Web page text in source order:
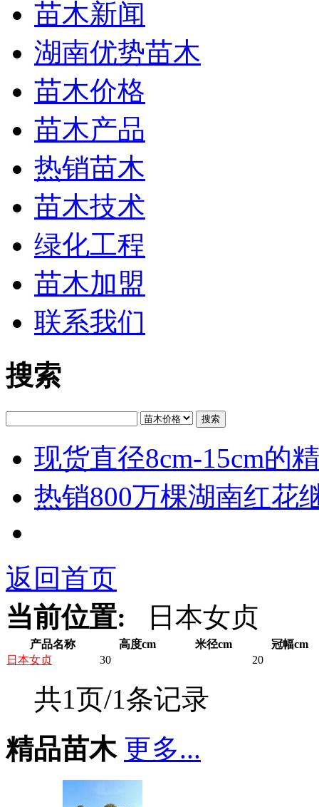
苗木新闻
湖南优势苗木
苗木价格
苗木产品
热销苗木
苗木技术
绿化工程
苗木加盟
联系我们
搜索
搜索
现货直径8cm-15cm的
热销800万棵湖南红花
返回首页
当前位置: 日本女贞
产品名称 高度cm 米径cm
冠幅cm
日 本女贞 30 20
共1页/1条记录
精品苗木 更多...